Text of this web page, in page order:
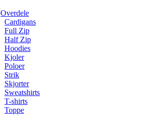
Overdele
Cardigans
Full Zip
Half Zip
Hoodies
Kjoler
Poloer
Strik
Skjorter
Sweatshirts
T-shirts
Toppe